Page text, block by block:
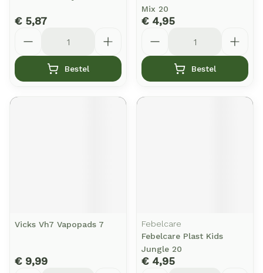
€ 5,87
Bestel
Mix 20
€ 4,95
Bestel
Vicks Vh7 Vapopads 7
€ 9,99
Febelcare
Febelcare Plast Kids
Jungle 20
€ 4,95